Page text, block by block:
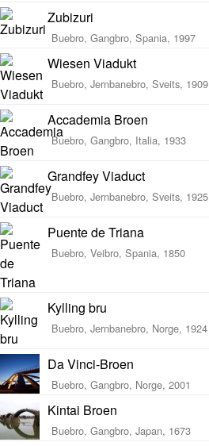
Zubizuri
Buebro, Gangbro, Spania, 1997
Wiesen Viadukt
Buebro, Jernbanebro, Sveits, 1909
Accademia Broen
Buebro, Gangbro, Italia, 1933
Grandfey Viaduct
Buebro, Jernbanebro, Sveits, 1925
Puente de Triana
Buebro, Veibro, Spania, 1850
Kylling bru
Buebro, Jernbanebro, Norge, 1924
Da Vinci-Broen
Buebro, Gangbro, Norge, 2001
Kintai Broen
Buebro, Gangbro, Japan, 1673